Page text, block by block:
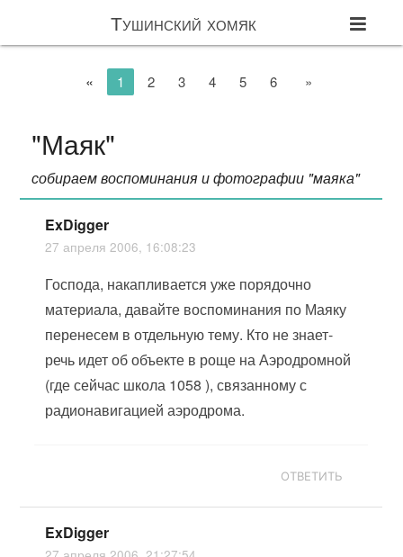
Тушинский хомяк
« 1 2 3 4 5 6 »
"Маяк"
собираем воспоминания и фотографии "маяка"
ExDigger
27 апреля 2006, 16:08:23
Господа, накапливается уже порядочно
материала, давайте воспоминания по Маяку
перенесем в отдельную тему. Кто не знает-
речь идет об объекте в роще на Аэродромной
(где сейчас школа 1058 ), связанному с
радионавигацией аэродрома.
ОТВЕТИТЬ
ExDigger